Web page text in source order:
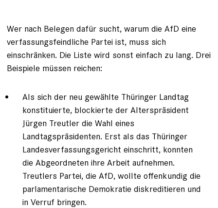
Wer nach Belegen dafür sucht, warum die AfD eine
verfassungsfeindliche Partei ist, muss sich
einschränken. Die Liste wird sonst einfach zu lang. Drei
Beispiele müssen reichen:
Als sich der neu gewählte Thüringer Landtag
konstituierte, blockierte der Alterspräsident
Jürgen Treutler die Wahl eines
Landtagspräsidenten. Erst als das Thüringer
Landesverfassungsgericht einschritt, konnten
die Abgeordneten ihre Arbeit aufnehmen.
Treutlers Partei, die AfD, wollte offenkundig die
parlamentarische Demokratie diskreditieren und
in Verruf bringen.